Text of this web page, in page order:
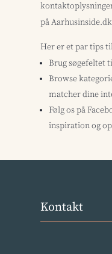
på
Her er et par tips
Brug søgefeltet
Browse
matcher dine
Følg os på
inspiration og
Kontakt